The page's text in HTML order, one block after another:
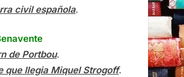
civil española.
de Portbou.
que llegia Miquel Strogoff.